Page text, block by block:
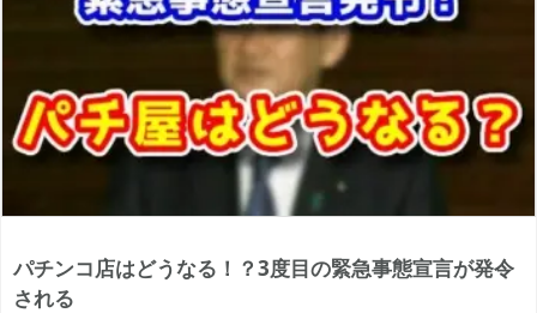
パチンコ店はどうなる！？3度目の緊急事態宣言が発令
される